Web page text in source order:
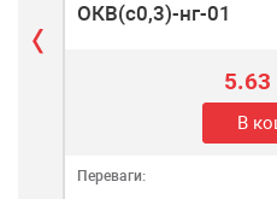
ОКВ(c0,3)-нг-01
5.63
В
Переваги: